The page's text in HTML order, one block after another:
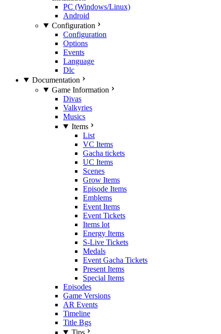
PC (Windows/Linux)
Android
Configuration
Configuration
Options
Events
Language
Dlc
Documentation
Game Information
Divas
Valkyries
Musics
Items
List
VC Items
Gacha tickets
UC Items
Scenes
Grow Items
Episode Items
Emblems
Event Items
Event Tickets
Items lot
Energy Items
S-Live Tickets
Medals
Event Gacha Tickets
Present Items
Special Items
Episodes
Game Versions
AR Events
Timeline
Title Bgs
Tips